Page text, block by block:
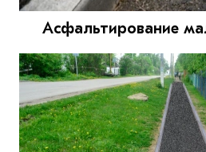
Асфальтирование